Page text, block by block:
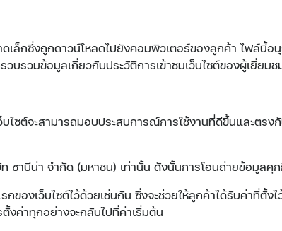
เล็กซึ่งถูกดาวน์โหลดไปยังคอมพิวเตอร์ของลูกค้า ไฟล์นี้อ
บรวมข้อมูลเกี่ยวกับประวัติการเข้าชมเว็บไซต์ของผู้เยี่ยมช
ไซต์จะสามารถมอบประสบการณ์การใช้งานที่ดีขึ้นและตรง
ซาบีน่า จำกัด (มหาชน) เท่านั้น ดังนั้นการโอนถ่ายข้อมูลคุ
ของเว็บไซต์ไว้ด้วยเช่นกัน ซึ่งจะช่วยให้ลูกค้าได้รับค่าที่ตั้ง
งค่าทุกอย่างจะกลับไปที่ค่าเริ่มต้น